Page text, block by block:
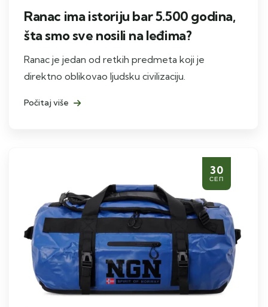
Ranac ima istoriju bar 5.500 godina,
šta smo sve nosili na leđima?
Ranac je jedan od retkih predmeta koji je
direktno oblikovao ljudsku civilizaciju.
Počitaj više
30
СЕП